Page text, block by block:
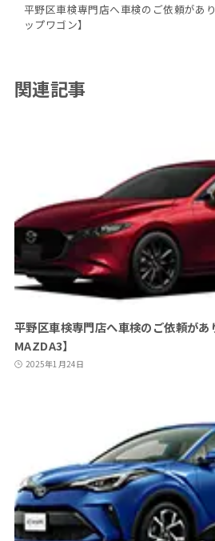
平野区車検専門店へ車検のご依頼が
ップワゴン】
関連記事
平野区車検専門店へ車検のご依頼が
MAZDA3】
2025年1月24日